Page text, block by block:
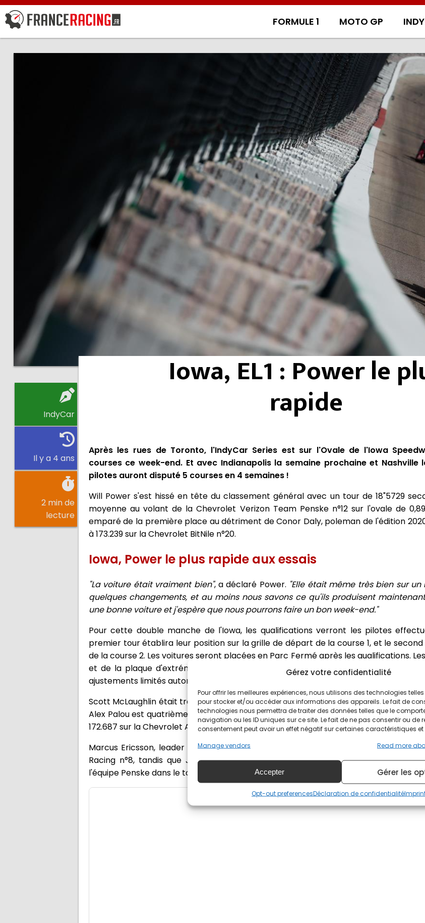
Gérez votre confidentialité
Pour offrir les meilleures expériences, nous utilisons des technologies
pour stocker et/ou accéder aux informations des appareils. Le fait de
technologies nous permettra de traiter des données telles que le
navigation ou les ID uniques sur ce site. Le fait de ne pas consentir ou de
consentement peut avoir un effet négatif sur certaines caractéristiques
Manage vendors
Read more
Accepter Gérer les
Opt-out preferencesDéclaration de confidentialité
FORMULE 1 MOTO GP
IndyCar
Il y a 4 ans
2 min de
lecture
Iowa, EL1 : Power le
rapide
Après les rues de Toronto, l'IndyCar Series est sur l'Ovale de l'Iowa
courses ce week-end. Et avec Indianapolis la semaine prochaine et Nashville
pilotes auront disputé 5 courses en 4 semaines !
Will Power s'est hissé en tête du classement général avec un tour de 18"5729
moyenne au volant de la Chevrolet Verizon Team Penske n°12 sur l'ovale de
emparé de la première place au détriment de Conor Daly, poleman de l'édition
à 173.239 sur la Chevrolet BitNile n°20.
Iowa, Power le plus rapide aux essais
"La voiture était vraiment bien", a déclaré Power. "Elle était même très bien sur
quelques changements, et au moins nous savons ce qu'ils produisent
une bonne voiture et j'espère que nous pourrons faire un bon week-end."
Pour cette double manche de l'Iowa, les qualifications verront les pilotes
premier tour établira leur position sur la grille de départ de la course 1, et le
de la course 2. Les voitures seront placées en Parc Fermé après les qualifications.
et de la plaque d'extrémité de l'aileron avant et les changements de pression
ajustements limités autorisés avant la course de samedi.
Scott McLaughlin était troisième à 173.083 sur la Chevrolet Freightliner Team
Alex Palou est quatrième à 172.764 sur la Honda Ridgeline Lubricants n°10, Pato
172.687 sur la Chevrolet Arrow McLaren SP n°5.
Marcus Ericsson, leader du championnat, était sixième à 171.819 sur la Honda
Racing n°8, tandis que Josef Newgarden, double champion du championnat,
l'équipe Penske dans le top 7 à 171.557 sur la Chevrolet Hitachi Team Penske n°2.